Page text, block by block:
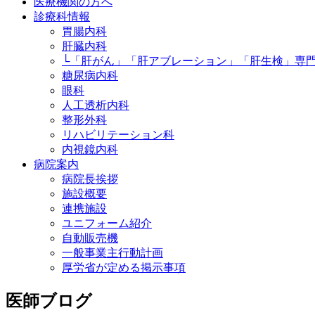
診療科情報
胃腸内科
肝臓内科
└「肝がん」「肝アブレーション」「肝生検」専
糖尿病内科
眼科
人工透析内科
整形外科
リハビリテーション科
内視鏡内科
病院案内
病院長挨拶
施設概要
連携施設
ユニフォーム紹介
自動販売機
一般事業主行動計画
厚労省が定める掲示事項
医師ブログ